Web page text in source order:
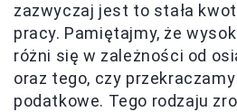
zazwyczaj jest to stała
pracy. Pamiętajmy, że
różni się w zależności od
oraz tego, czy
podatkowe. Tego rodzaju